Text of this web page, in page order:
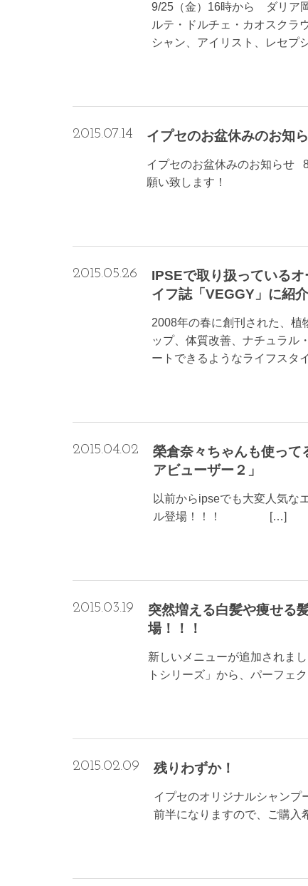
9/25（金）16時から ダリア
ルテ・ドルチェ・カオスクラ
シャン、アイリスト、レセプ
2015.07.14 イプセのお盆休みのお知
イプセのお盆休みのお知らせ
願い致します！
2015.05.26
IPSEで取り扱っている
イフ誌「VEGGY」に紹介
2008年の春に創刊された、植
ップ、体質改善、ナチュラル
ートできるようなライフスタ
2015.04.02
榮倉奈々ちゃんも使って
アビューザー２」
以前からipseでも大変人気な
ル登場！！！ […]
2015.03.19
突然増える白髪や痩せる
場！！！
新しいメニューが追加されま
トシリーズ」から、パーフ
2015.02.09 残りわずか！
イプセのオリジナルシャンプ
前半になりますので、ご購入